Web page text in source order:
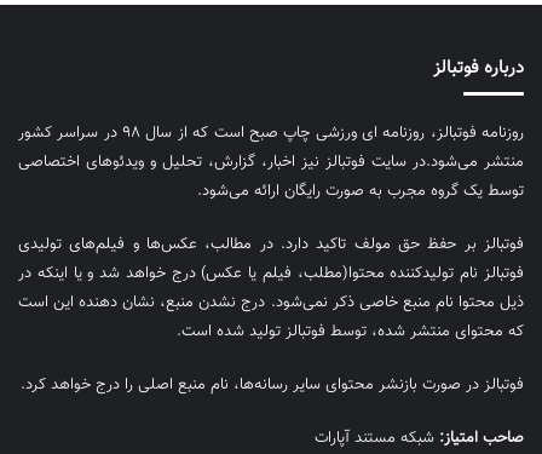
درباره فوتبالز
روزنامه فوتبالز، روزنامه ای ورزشی چاپ صبح است که از سال ۹۸ در سراسر کشور
منتشر می‌شود.در سایت فوتبالز نیز اخبار، گزارش، تحلیل و ویدئوهای اختصاصی
توسط یک گروه مجرب به صورت رایگان ارائه می‌شود.
فوتبالز بر حفظ حق مولف تاکید دارد. در مطالب، عکس‌ها و فیلم‌های تولیدی
فوتبالز نام تولیدکننده محتوا(مطلب، فیلم یا عکس) درج خواهد شد و یا اینکه در
ذیل محتوا نام منبع خاصی ذکر نمی‌‎شود. درج نشدن منبع، نشان دهنده این است
که محتوای منتشر شده، توسط فوتبالز تولید شده است.
فوتبالز در صورت بازنشر محتوای سایر رسانه‌ها، نام منبع اصلی را درج خواهد کرد.
صاحب امتیاز: شبکه مستند آپارات